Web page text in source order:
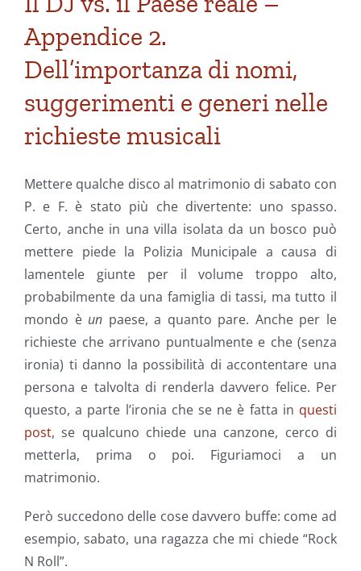
Appendice 2.
Dell’importanza di nomi,
suggerimenti e generi nelle
richieste musicali
Mettere qualche disco al matrimonio di sabato con
P. e F. è stato più che divertente: uno spasso.
Certo, anche in una villa isolata da un bosco può
mettere piede la Polizia Municipale a causa di
lamentele giunte per il volume troppo alto,
probabilmente da una famiglia di tassi, ma tutto il
mondo è un paese, a quanto pare. Anche per le
richieste che arrivano puntualmente e che (senza
ironia) ti danno la possibilità di accontentare una
persona e talvolta di renderla davvero felice. Per
questo, a parte l’ironia che se ne è fatta in questi
post, se qualcuno chiede una canzone, cerco di
metterla, prima o poi. Figuriamoci a un
matrimonio.
Però succedono delle cose davvero buffe: come ad
esempio, sabato, una ragazza che mi chiede “Rock
N Roll”.